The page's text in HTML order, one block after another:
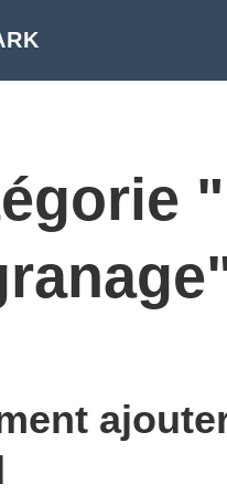
PHOTO
PDF
À LA PHOTO
À UNE PHOTO